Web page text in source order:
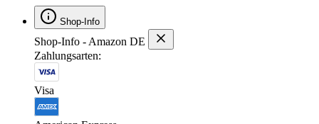
Shop-Info
Shop-Info - Amazon DE
Zahlungsarten:
Visa